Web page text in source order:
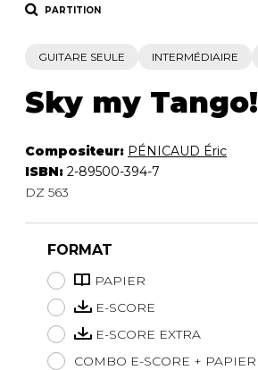
PARTITION
GUITARE SEULE INTERMÉDIAIRE
Sky my Tango!
Compositeur: PÉNICAUD Éric
ISBN: 2-89500-394-7
DZ 563
FORMAT
PAPIER
E-SCORE
E-SCORE EXTRA
COMBO E-SCORE + PAPIER